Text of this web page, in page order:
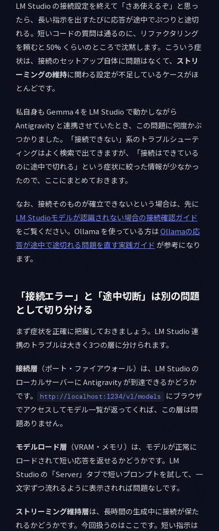
LM Studio の接続設定を終えて「さあ使えるぞ」と思っ
たら、長い指示を出すたびに応答が途中でぷつりと途切
れる。短いコードの質問は通るのに、リファクタリング
を頼むと 50% くらいのところで沈黙します。こういう症
状は、接続のセットアップ自体に問題はなくて、 ストリ
ーミングの維持に関わる設定が不足しているケースがほ
とんどです。
私自身も Gemma 4 を LM Studio で動かしながら
Antigravity と連携させていたとき、この問題に何度かぶ
つかりました。「接続できない」系のトラブルシューテ
ィングはよく検索で出てきますが、「接続はできている
のに途中で切れる」という症状に絞った情報が少なかっ
たので、ここにまとめておきます。
なお、接続そのものが確立できないという場合は、先に
LM Studioモデルが認識されない場合の接続確認ガイド
をご覧ください。Ollama を使っている方はOllamaの応
答が途中で途切れる問題を直す実践ガイド が参考になり
ます。
「接続エラー」と「途中切断」は別の問題
として切り分ける
まず症状を正確に把握しておきましょう。LM Studio 連
携のトラブルは大きく3つの層に分けられます。
接続層 （ポート・ファイアウォール）は、LM Studio の
ローカルサーバーに Antigravity が到達できるかどうか
です。
http://localhost:1234/v1/models
にブラウザ
でアクセスしてモデル一覧が返ってくれば、この層は問
題ありません。
モデルロード層 （VRAM・メモリ）は、モデルが正常に
ロードされて短い応答を返せるかどうかです。LM
Studio の「Server」タブで短いプロンプトを試して、一
文字ずつ流れるように表示されれば問題なしです。
ストリーミング維持層は、長時間の生成中に接続が保た
れるかどうかです。今回扱うのはここです。短い指示は